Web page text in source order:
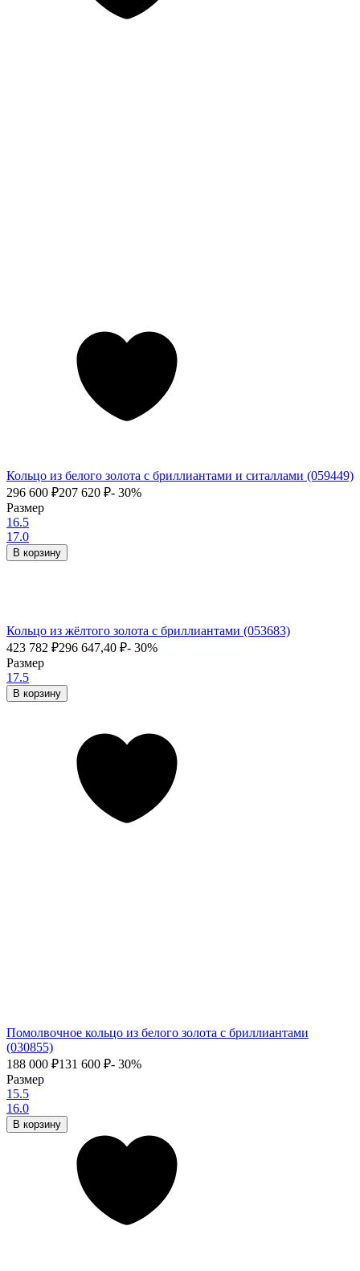
Кольцо из белого золота с бриллиантами и ситаллами (059449)
296 600 ₽207 620 ₽- 30%
Размер
16.5
17.0
В корзину
Кольцо из жёлтого золота с бриллиантами (053683)
423 782 ₽296 647,40 ₽- 30%
Размер
17.5
В корзину
Помолвочное кольцо из белого золота с бриллиантами
(030855)
188 000 ₽131 600 ₽- 30%
Размер
15.5
16.0
В корзину